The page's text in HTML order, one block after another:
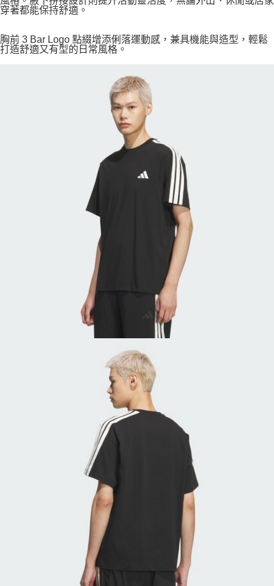
穿著都能保持舒適。
胸前 3 Bar Logo 點綴增添俐落運動感，兼具機能與造型，輕鬆
打造舒適又有型的日常風格。